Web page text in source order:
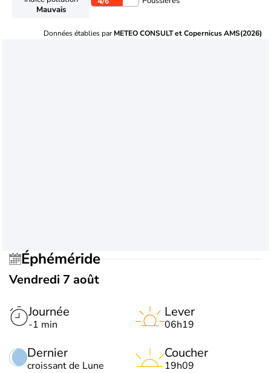
Mauvais
Données établies parMETEO CONSULT et Copernicus AMS(2026)
Éphéméride
Vendredi 7 août
Journée
-1 min
Dernier
croissant de Lune
Lever
06h19
Coucher
19h09